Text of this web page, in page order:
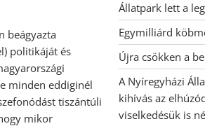
beágyazta
politikáját és
minden eddiginél
tiszántúli
mikor
Állatpark lett a
Egymilliárd
Újra csökken a
A Nyíregyházi
kihívás az
viselkedésük is